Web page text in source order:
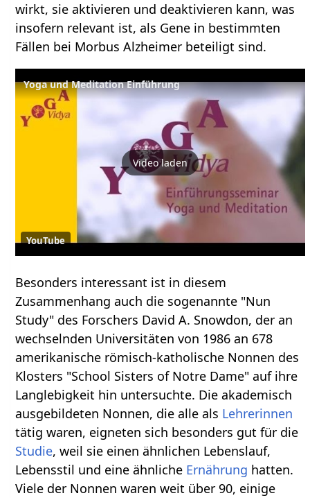
wirkt, sie aktivieren und deaktivieren kann, was
insofern relevant ist, als Gene in bestimmten
Fällen bei Morbus Alzheimer beteiligt sind.
Yoga und Meditation Einführung
Video laden
YouTube
Besonders interessant ist in diesem
Zusammenhang auch die sogenannte "Nun
Study" des Forschers David A. Snowdon, der an
wechselnden Universitäten von 1986 an 678
amerikanische römisch-katholische Nonnen des
Klosters "School Sisters of Notre Dame" auf ihre
Langlebigkeit hin untersuchte. Die akademisch
ausgebildeten Nonnen, die alle als Lehrerinnen
tätig waren, eigneten sich besonders gut für die
Studie, weil sie einen ähnlichen Lebenslauf,
Lebensstil und eine ähnliche Ernährung hatten.
Viele der Nonnen waren weit über 90, einige